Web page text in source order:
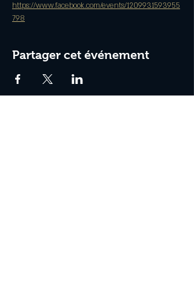
https://www.facebook.com/events/1209931593955
798
Partager cet événement